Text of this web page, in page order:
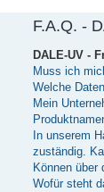
F.A.Q. -
DALE-UV -
Muss ich
Welche
Mein
In unserem
zuständig.
Können über
Wofür steht